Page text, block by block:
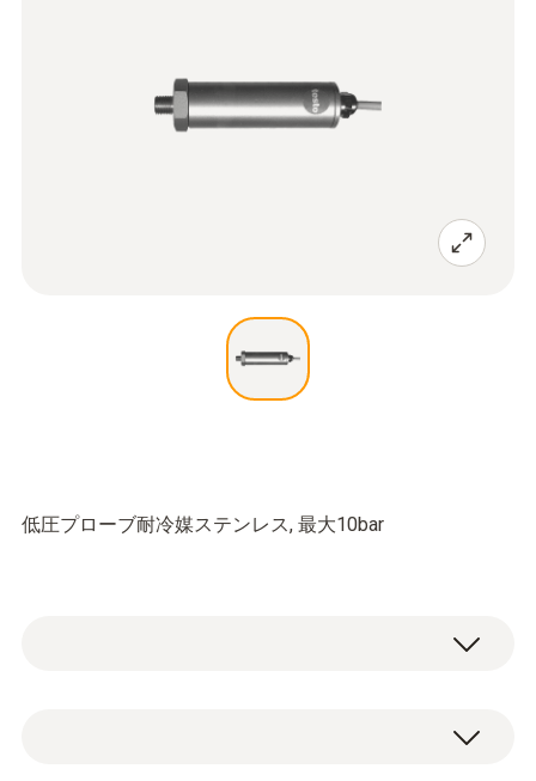
低圧プローブ耐冷媒ステンレス, 最大10bar